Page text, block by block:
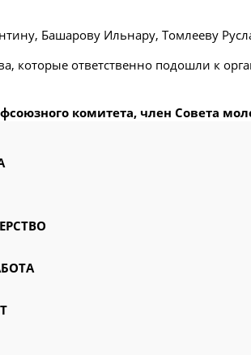
Башарову Ильнару, Томлееву
которые ответственно подошли к
комитета, член Совета